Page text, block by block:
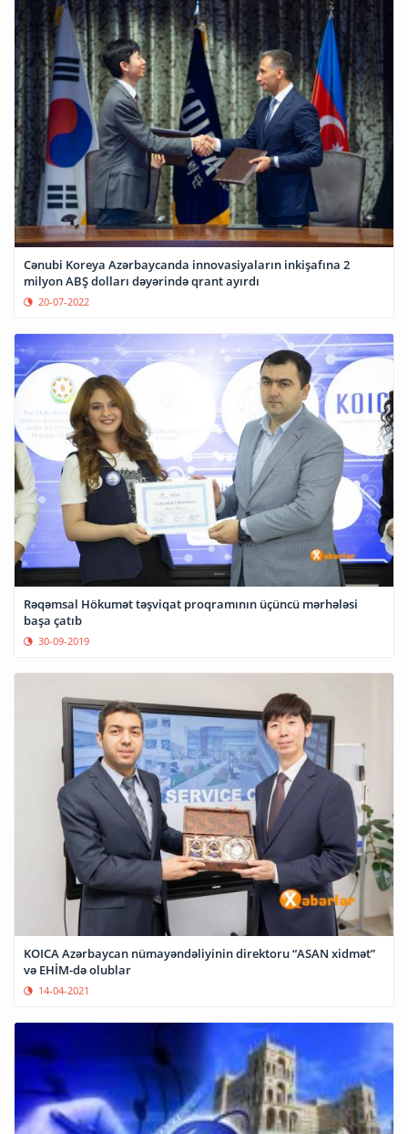
Cənubi Koreya Azərbaycanda innovasiyaların inkişafına 2
milyon ABŞ dolları dəyərində qrant ayırdı
20-07-2022
Rəqəmsal Hökumət təşviqat proqramının üçüncü mərhələsi
başa çatıb
30-09-2019
KOICA Azərbaycan nümayəndəliyinin direktoru “ASAN xidmət”
və EHİM-də olublar
14-04-2021